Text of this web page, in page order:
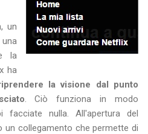
un
la
ha
la visione dal punto
. Ciò funziona in modo
facciate nulla. All'apertura del
un collegamento che permette di